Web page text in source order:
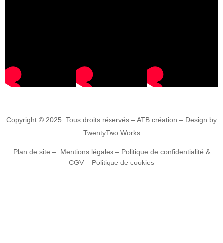
Copyright © 2025. Tous droits réservés – ATB création – Design by
TwentyTwo Works
Plan de site – Mentions légales– Politique de confidentialité &
CGV – Politique de cookies